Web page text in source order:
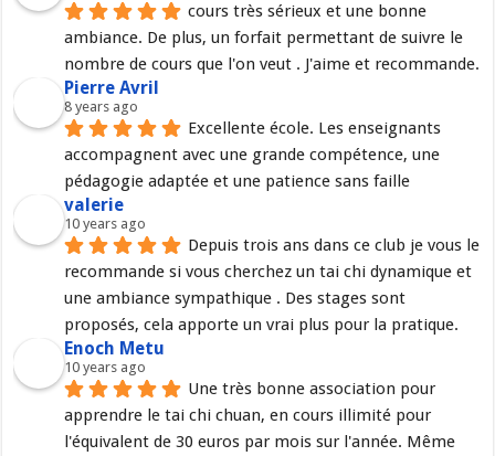
cours très sérieux et une bonne
ambiance. De plus, un forfait permettant de suivre le
nombre de cours que l'on veut . J'aime et recommande.
Pierre Avril
8 years ago
Excellente école. Les enseignants
accompagnent avec une grande compétence, une
pédagogie adaptée et une patience sans faille
valerie
10 years ago
Depuis trois ans dans ce club je vous le
recommande si vous cherchez un tai chi dynamique et
une ambiance sympathique . Des stages sont
proposés, cela apporte un vrai plus pour la pratique.
Enoch Metu
10 years ago
Une très bonne association pour
apprendre le tai chi chuan, en cours illimité pour
l'équivalent de 30 euros par mois sur l'année. Même